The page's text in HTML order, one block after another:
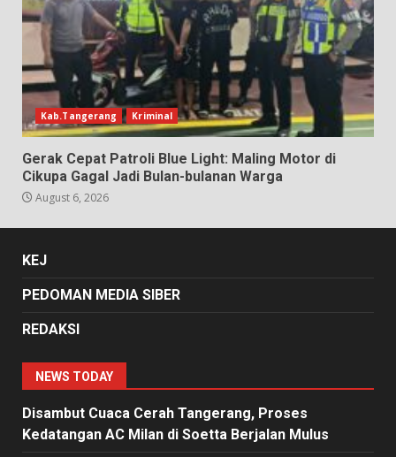
Kab.Tangerang Kriminal
Gerak Cepat Patroli Blue Light: Maling Motor di
Cikupa Gagal Jadi Bulan-bulanan Warga
August 6, 2026
KEJ
PEDOMAN MEDIA SIBER
REDAKSI
NEWS TODAY
Disambut Cuaca Cerah Tangerang, Proses
Kedatangan AC Milan di Soetta Berjalan Mulus